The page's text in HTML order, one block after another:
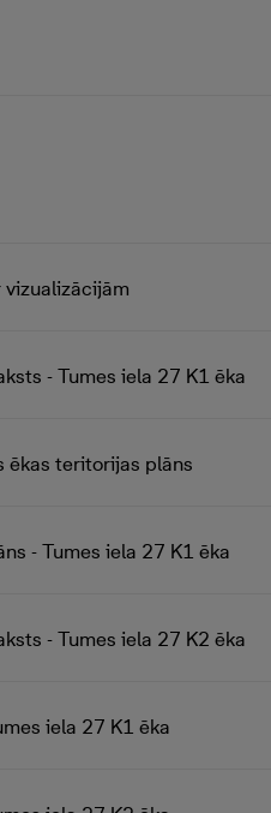
- Tumes iela 27 K1 ēka
ēkas teritorijas plāns
- Tumes iela 27 K1 ēka
- Tumes iela 27 K2 ēka
iela 27 K1 ēka